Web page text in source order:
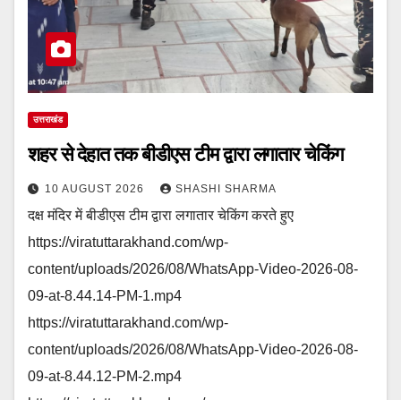
उत्तराखंड
शहर से देहात तक बीडीएस टीम द्वारा लगातार चेकिंग
10 AUGUST 2026 SHASHI SHARMA
दक्ष मंदिर में बीडीएस टीम द्वारा लगातार चेकिंग करते हुए
https://viratuttarakhand.com/wp-
content/uploads/2026/08/WhatsApp-Video-2026-08-
09-at-8.44.14-PM-1.mp4
https://viratuttarakhand.com/wp-
content/uploads/2026/08/WhatsApp-Video-2026-08-
09-at-8.44.12-PM-2.mp4